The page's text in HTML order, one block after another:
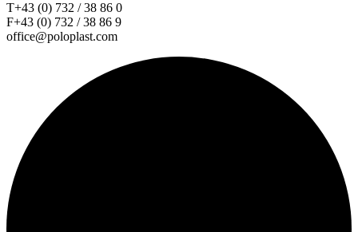
T+43 (0) 732 / 38 86 0
F+43 (0) 732 / 38 86 9
office@poloplast.com